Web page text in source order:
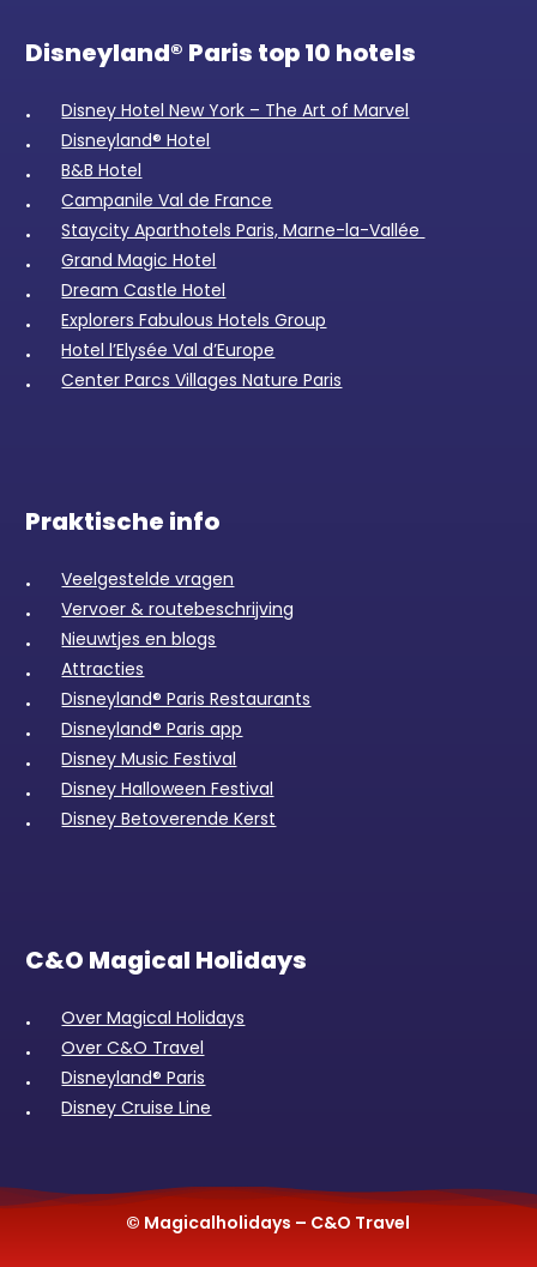
Disneyland® Paris top 10 hotels
Disney Hotel New York – The Art of Marvel
Disneyland® Hotel
B&B Hotel
Campanile Val de France
Staycity Aparthotels Paris, Marne-la-Vallée
Grand Magic Hotel
Dream Castle Hotel
Explorers Fabulous Hotels Group
Hotel l’Elysée Val d’Europe
Center Parcs Villages Nature Paris
Praktische info
Veelgestelde vragen
Vervoer & routebeschrijving
Nieuwtjes en blogs
Attracties
Disneyland® Paris Restaurants
Disneyland® Paris app
Disney Music Festival
Disney Halloween Festival
Disney Betoverende Kerst
C&O Magical Holidays
Over Magical Holidays
Over C&O Travel
Disneyland® Paris
Disney Cruise Line
© Magicalholidays – C&O Travel